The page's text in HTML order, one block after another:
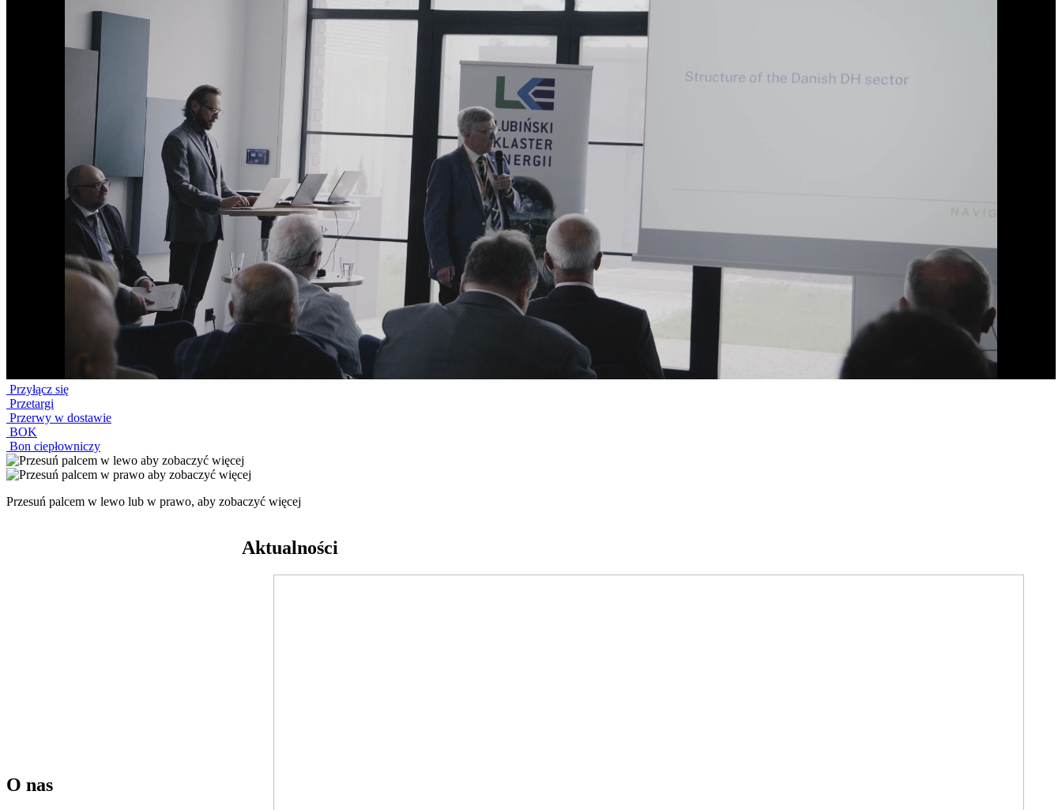
Przyłącz się
Przetargi
Przerwy w dostawie
BOK
Bon ciepłowniczy
Przesuń palcem w lewo lub w prawo, aby zobaczyć więcej
O nas
Aktualności